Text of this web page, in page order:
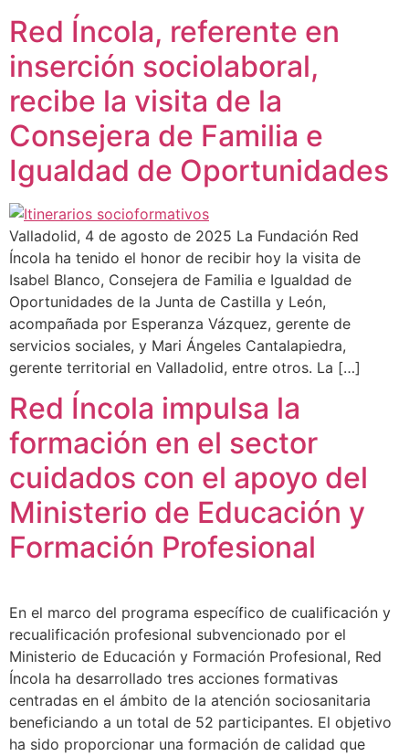
Red Íncola, referente en
inserción sociolaboral,
recibe la visita de la
Consejera de Familia e
Igualdad de Oportunidades
Valladolid, 4 de agosto de 2025 La Fundación Red
Íncola ha tenido el honor de recibir hoy la visita de
Isabel Blanco, Consejera de Familia e Igualdad de
Oportunidades de la Junta de Castilla y León,
acompañada por Esperanza Vázquez, gerente de
servicios sociales, y Mari Ángeles Cantalapiedra,
gerente territorial en Valladolid, entre otros. La […]
Red Íncola impulsa la
formación en el sector
cuidados con el apoyo del
Ministerio de Educación y
Formación Profesional
En el marco del programa específico de cualificación y
recualificación profesional subvencionado por el
Ministerio de Educación y Formación Profesional, Red
Íncola ha desarrollado tres acciones formativas
centradas en el ámbito de la atención sociosanitaria
beneficiando a un total de 52 participantes. El objetivo
ha sido proporcionar una formación de calidad que